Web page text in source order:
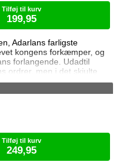
Adarlans farligste
kongens forkæmper, og
forlangende. Udadtil
ordrer, men i det skjulte
Det bliver dog stadig
kender til hendes private
hedengangne dronning,
Celaena på en svær
Tilføj til kurv
199,95
Tilføj til kurv
249,95